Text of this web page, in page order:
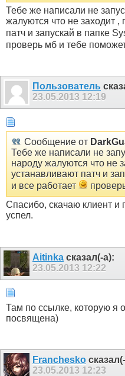
Тебе же написали не
жалуются что не заходит ,
патч и запускай в папке
проверь мб и тебе
Пользователь
23.05.2013 12:19
Сообщение от
Тебе же написали не
народу жалуются что не
устанавливают патч и
и все работает
Спасибо, скачаю клиент и
успел.
Aitinka сказал(-а):
23.05.2013 12:22
Там по ссылке, которую я
посвящена)
Franchesko
23.05.2013 12:23